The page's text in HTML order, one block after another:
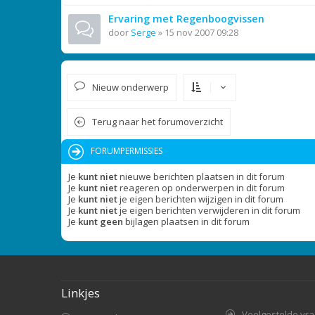
Ervaring met Regenboogvissen
door Serge » 15 nov 2007 09:28
Nieuw onderwerp
Terug naar het forumoverzicht
FORUMPERMISSIES
Je kunt nietnieuwe berichten plaatsen in dit forum
Je kunt nietreageren op onderwerpen in dit forum
Je kunt nietje eigen berichten wijzigen in dit forum
Je kunt nietje eigen berichten verwijderen in dit forum
Je kunt geen bijlagen plaatsen in dit forum
Linkjes